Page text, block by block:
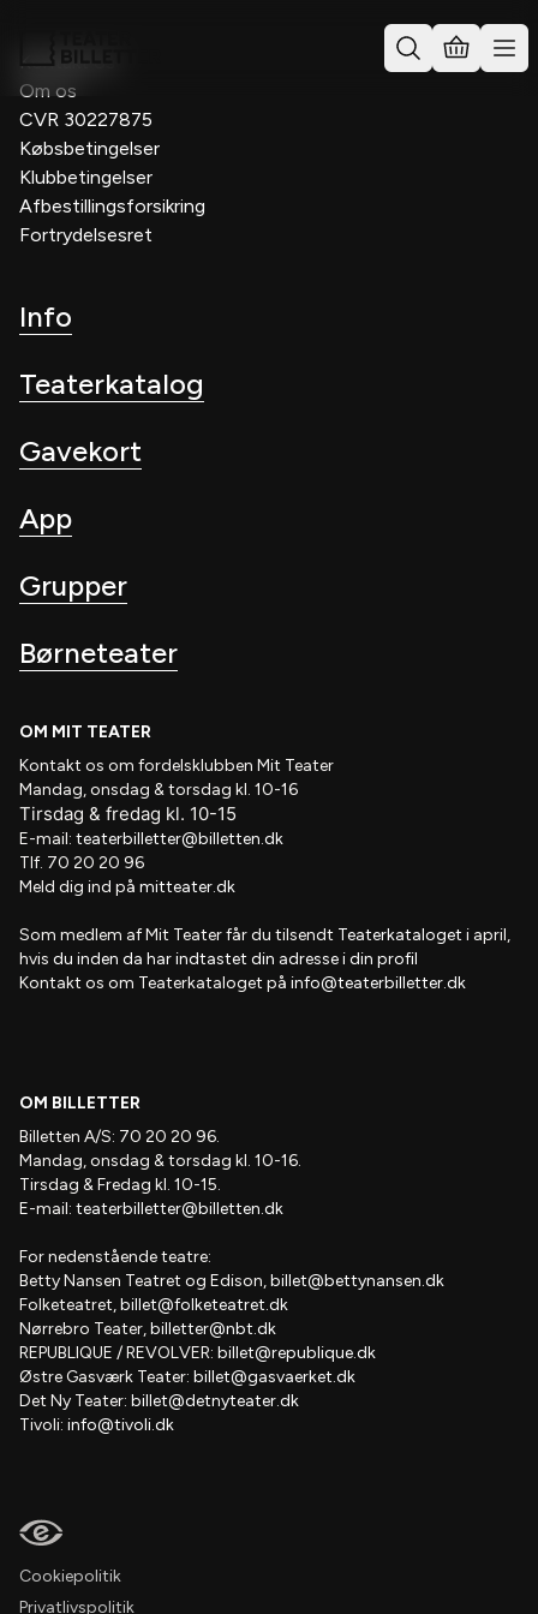
Kontakt os
Om os
CVR 30227875
Købsbetingelser
Klubbetingelser
Afbestillingsforsikring
Fortrydelsesret
Info
Teaterkatalog
Gavekort
App
Grupper
Børneteater
OM MIT TEATER
Kontakt os om fordelsklubben Mit Teater
Mandag, onsdag & torsdag kl. 10-16
Tirsdag & fredag kl. 10-15
E-mail: teaterbilletter@billetten.dk
Tlf. 70 20 20 96
Meld dig ind på mitteater.dk
Som medlem afMit Teaterfår du tilsendt Teaterkataloget i april,
hvis du inden da har indtastet din adresse i din profil
Kontakt os om Teaterkataloget på info@teaterbilletter.dk
OM BILLETTER
Billetten A/S: 70 20 20 96.
Mandag, onsdag & torsdag kl. 10-16.
Tirsdag & Fredag kl. 10-15.
E-mail: teaterbilletter@billetten.dk
For nedenstående teatre:
Betty Nansen Teatret og Edison,billet@bettynansen.dk
Folketeatret,billet@folketeatret.dk
Nørrebro Teater,billetter@nbt.dk
REPUBLIQUE / REVOLVER: billet@republique.dk
Østre Gasværk Teater: billet@gasvaerket.dk
Det Ny Teater: billet@detnyteater.dk
Tivoli: info@tivoli.dk
Cookiepolitik
Privatlivspolitik